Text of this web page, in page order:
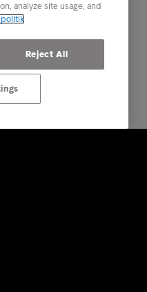
analyze site usage, and
Reject All